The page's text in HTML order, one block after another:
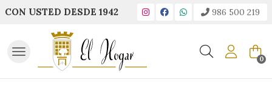
CON USTED DESDE 1942 986 500 219
Buscar 0